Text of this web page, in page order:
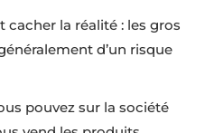
la réalité : les gros
d’un risque
pouvez sur la société